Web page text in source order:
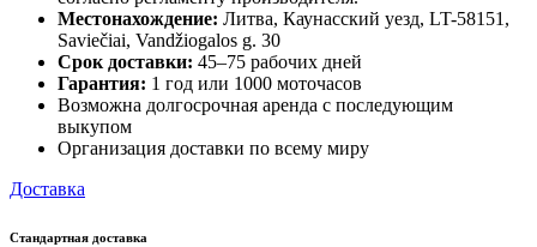
Местонахождение: Литва, Каунасский уезд, LT-58151,
Saviečiai, Vandžiogalos g. 30
Срок доставки: 45–75 рабочих дней
Гарантия: 1 год или 1000 моточасов
Возможна долгосрочная аренда с последующим
выкупом
Организация доставки по всему миру
Доставка
Стандартная доставка